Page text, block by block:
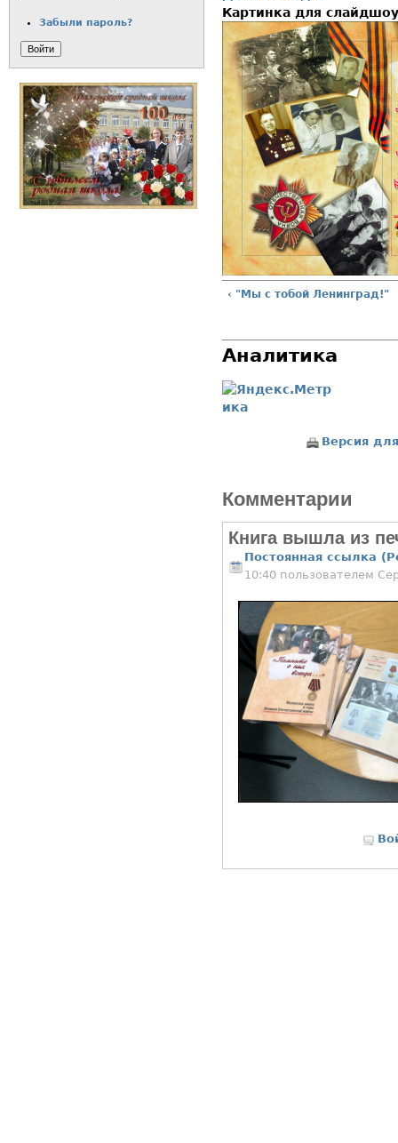
Картинка для
‹ "Мы с тобой Ленинград!"
Аналитика
Версия
Комментарии
Книга вышла из
Постоянная ссылка
10:40 пользователем
Забыли пароль?